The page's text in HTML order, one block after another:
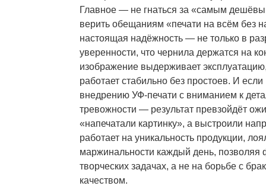
Главное — не гнаться за «самым
верить обещаниям «печати на всём без
настоящая надёжность — не только в
уверенности, что чернила держатся на
изображение выдерживает
работает стабильно без простоев. И
внедрению УФ-печати с вниманием к
тревожности — результат превзойдёт
«напечатали картинку», а выстроили
работает на уникальность продукции,
маржинальности каждый день, позволяя
творческих задачах, а не на борьбе с
качеством.